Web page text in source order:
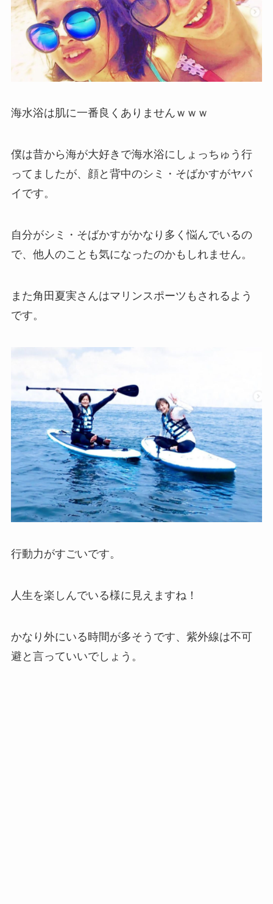
海水浴は肌に一番良くありませんｗｗｗ
僕は昔から海が大好きで海水浴にしょっちゅう行
ってましたが、顔と背中のシミ・そばかすがヤバ
イです。
自分がシミ・そばかすがかなり多く悩んでいるの
で、他人のことも気になったのかもしれません。
また角田夏実さんはマリンスポーツもされるよう
です。
行動力がすごいです。
人生を楽しんでいる様に見えますね！
かなり外にいる時間が多そうです、紫外線は不可
避と言っていいでしょう。